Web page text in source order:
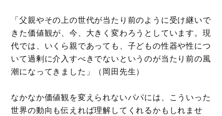
「父親やその上の世代が当たり前のように受け継いで
きた価値観が、今、大きく変わろうとしています。現
代では、いくら親であっても、子どもの性器や性につ
いて過剰に介入すべきでないというのが当たり前の風
潮になってきました」（岡田先生）
なかなか価値観を変えられないパパには、こういった
世界の動向も伝えれば理解してくれるかもしれませ